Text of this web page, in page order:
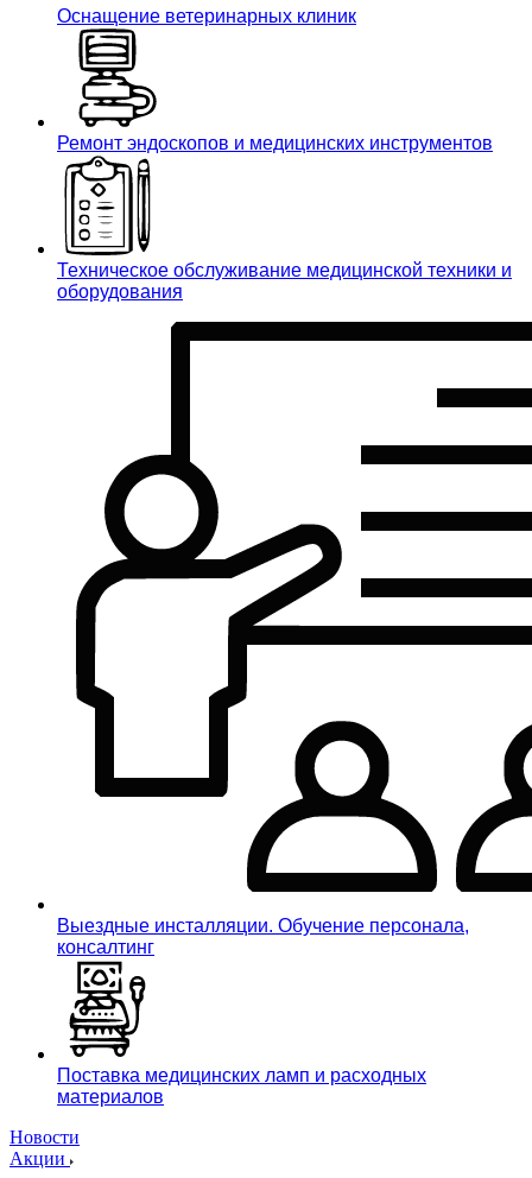
Оснащение ветеринарных клиник
Ремонт эндоскопов и медицинских инструментов
Техническое обслуживание медицинской техники и
оборудования
Выездные инсталляции. Обучение персонала,
консалтинг
Поставка медицинских ламп и расходных
материалов
Новости
Акции